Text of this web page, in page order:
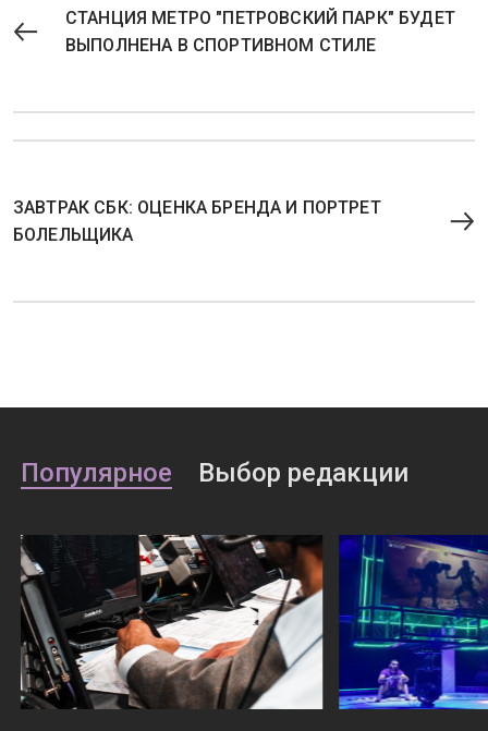
СТАНЦИЯ МЕТРО "ПЕТРОВСКИЙ ПАРК" БУДЕТ
ВЫПОЛНЕНА В СПОРТИВНОМ СТИЛЕ
ЗАВТРАК СБК: ОЦЕНКА БРЕНДА И ПОРТРЕТ
БОЛЕЛЬЩИКА
Популярное Выбор редакции